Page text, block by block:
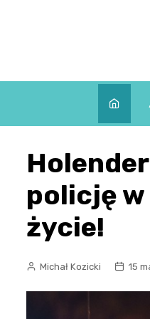
policję w
życie!
Michał Kozicki 15